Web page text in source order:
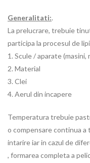
Generalitati:.
La prelucrare, trebuie
participa la procesul de
1. Scule / aparate
2. Material
3. Clei
4. Aerul din incapere
Temperatura trebuie
o compensare continua
intarire iar in cazul de
, formarea completa a